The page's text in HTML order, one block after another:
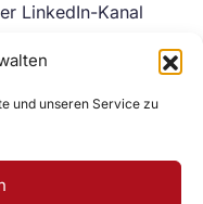
und unseren Service zu
LinkedIn-Kanal
YouTube-Kanal